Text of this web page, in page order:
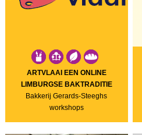
ARTVLAAI EEN ONLINE
LIMBURGSE BAKTRADITIE
Bakkerij Gerards-Steeghs
workshops